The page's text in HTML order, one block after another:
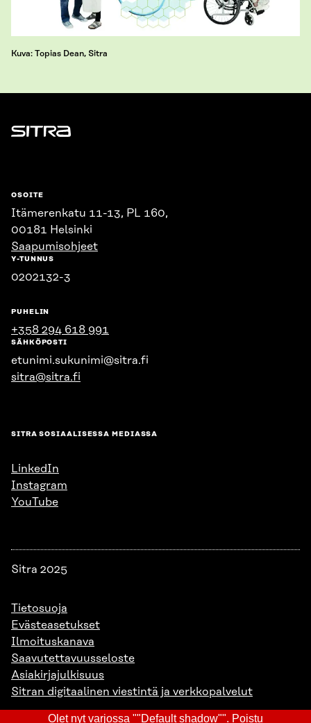
Kuva: Topias Dean, Sitra
Sitra
OSOITE
Itämerenkatu 11-13, PL 160,
00181 Helsinki
Saapumisohjeet
Y-TUNNUS
0202132-3
PUHELIN
+358 294 618 991
SÄHKÖPOSTI
etunimi.sukunimi@sitra.fi
sitra@sitra.fi
SITRA SOSIAALISESSA MEDIASSA
LinkedIn
Instagram
YouTube
Sitra 2025
Tietosuoja
Evästeasetukset
Ilmoituskanava
Saavutettavuusseloste
Asiakirjajulkisuus
Sitran digitaalinen viestintä ja verkkopalvelut
Olet nyt varjossa ""Default shadow"". Poistu